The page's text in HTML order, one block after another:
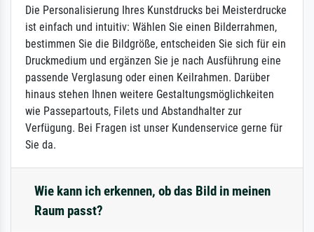
Die Personalisierung Ihres Kunstdrucks bei Meisterdrucke
ist einfach und intuitiv: Wählen Sie einen Bilderrahmen,
bestimmen Sie die Bildgröße, entscheiden Sie sich für ein
Druckmedium und ergänzen Sie je nach Ausführung eine
passende Verglasung oder einen Keilrahmen. Darüber
hinaus stehen Ihnen weitere Gestaltungsmöglichkeiten
wie Passepartouts, Filets und Abstandhalter zur
Verfügung. Bei Fragen ist unser Kundenservice gerne für
Sie da.
Wie kann ich erkennen, ob das Bild in meinen
Raum passt?